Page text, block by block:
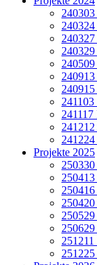
240324
Projekte 2025
250629
251211